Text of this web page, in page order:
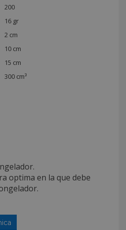
200
16 gr
2 cm
10 cm
15 cm
300 cm³
optima en la que debe